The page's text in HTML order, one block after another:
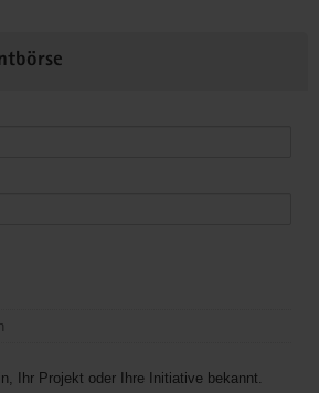
Ihr Projekt oder Ihre Initiative bekannt.